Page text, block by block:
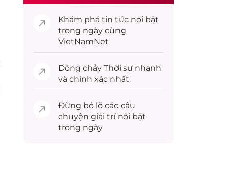
Khám phá tin tức nổi bật
trong ngày cùng
VietNamNet
Dòng chảy Thời sự nhanh
và chính xác nhất
Đừng bỏ lỡ các câu
chuyện giải trínổi bật
trong ngày